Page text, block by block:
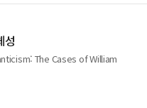
성
The Cases of William